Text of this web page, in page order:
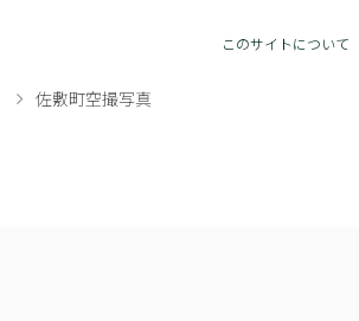
このサイトについて
佐敷町空撮写真